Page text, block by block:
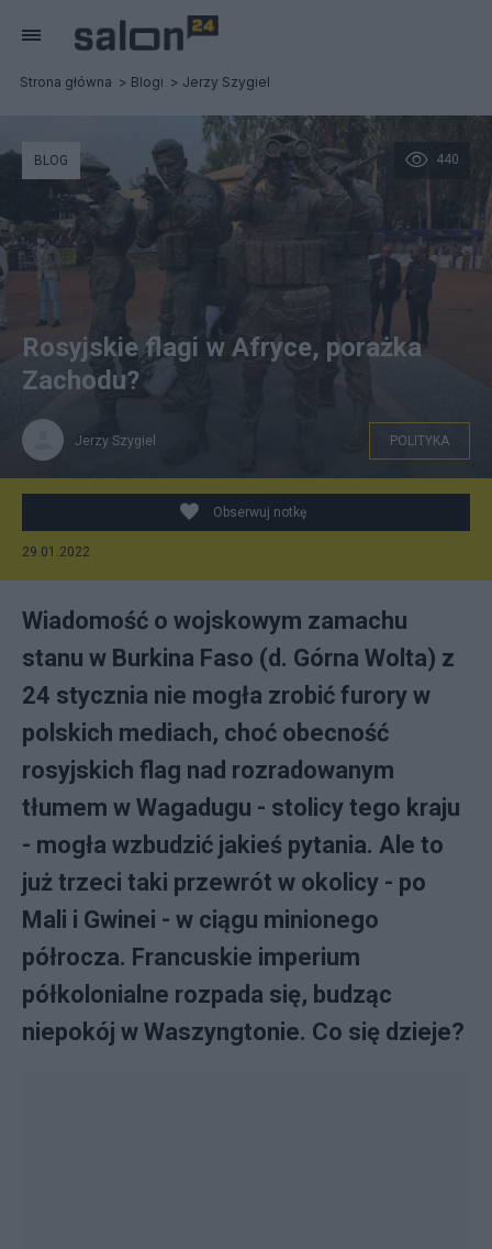
Strona główna Blogi Jerzy Szygiel
440
BLOG
Rosyjskie flagi w Afryce, porażka
Zachodu?
Jerzy Szygiel POLITYKA
Obserwuj notkę
29.01.2022
Wiadomość o wojskowym zamachu
stanu w Burkina Faso (d. Górna Wolta) z
24 stycznia nie mogła zrobić furory w
polskich mediach, choć obecność
rosyjskich flag nad rozradowanym
tłumem w Wagadugu - stolicy tego kraju
- mogła wzbudzić jakieś pytania. Ale to
już trzeci taki przewrót w okolicy - po
Mali i Gwinei - w ciągu minionego
półrocza. Francuskie imperium
półkolonialne rozpada się, budząc
niepokój w Waszyngtonie. Co się dzieje?